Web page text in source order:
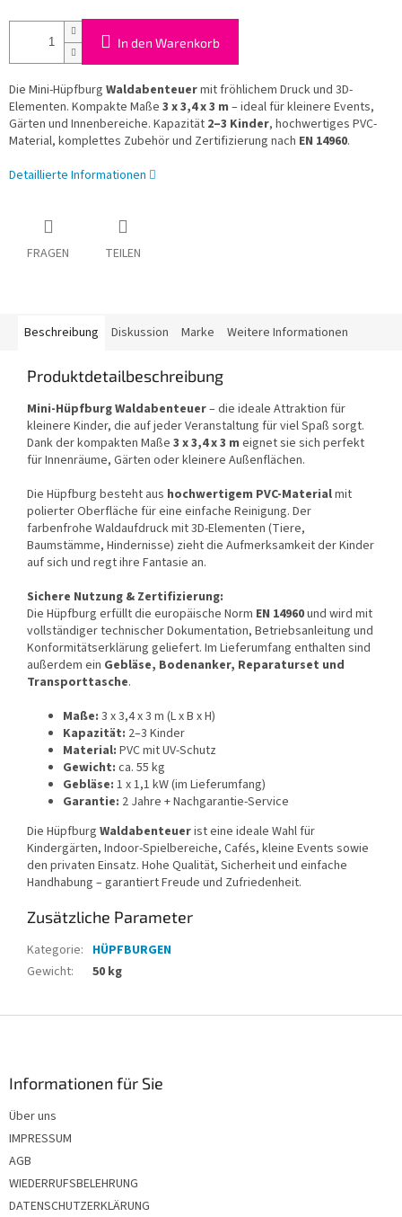
In den Warenkorb
Die Mini-Hüpfburg Waldabenteuermit fröhlichem Druck und 3D-
Elementen. Kompakte Maße 3 x 3,4 x 3 m – ideal für kleinere Events,
Gärten und Innenbereiche. Kapazität 2–3 Kinder, hochwertiges PVC-
Material, komplettes Zubehör und Zertifizierung nach EN 14960.
Detaillierte Informationen
FRAGEN TEILEN
Beschreibung Diskussion Marke Weitere Informationen
Produktdetailbeschreibung
Mini-Hüpfburg Waldabenteuer– die ideale Attraktion für
kleinere Kinder, die auf jeder Veranstaltung für viel Spaß sorgt.
Dank der kompakten Maße 3 x 3,4 x 3 m eignet sie sich perfekt
für Innenräume, Gärten oder kleinere Außenflächen.
Die Hüpfburg besteht aus hochwertigem PVC-Materialmit
polierter Oberfläche für eine einfache Reinigung. Der
farbenfrohe Waldaufdruck mit 3D-Elementen (Tiere,
Baumstämme, Hindernisse) zieht die Aufmerksamkeit der Kinder
auf sich und regt ihre Fantasie an.
Sichere Nutzung & Zertifizierung:
Die Hüpfburg erfüllt die europäische Norm EN 14960und wird mit
vollständiger technischer Dokumentation, Betriebsanleitung und
Konformitätserklärung geliefert. Im Lieferumfang enthalten sind
außerdem ein Gebläse, Bodenanker, Reparaturset und
Transporttasche.
Maße: 3 x 3,4 x 3 m (L x B x H)
Kapazität: 2–3 Kinder
Material: PVC mit UV-Schutz
Gewicht: ca. 55 kg
Gebläse: 1 x 1,1 kW (im Lieferumfang)
Garantie: 2 Jahre + Nachgarantie-Service
Die Hüpfburg Waldabenteuerist eine ideale Wahl für
Kindergärten, Indoor-Spielbereiche, Cafés, kleine Events sowie
den privaten Einsatz. Hohe Qualität, Sicherheit und einfache
Handhabung – garantiert Freude und Zufriedenheit.
Zusätzliche Parameter
Kategorie: HÜPFBURGEN
Gewicht: 50 kg
Informationen für Sie
Über uns
IMPRESSUM
AGB
WIEDERRUFSBELEHRUNG
DATENSCHUTZERKLÄRUNG